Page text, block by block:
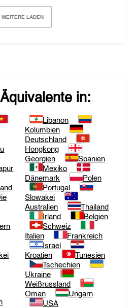
WEITERE LADEN
in:
Libanon
Kolumbien
Deutschland
Hongkong
Georgien
Spanien
Mexiko
Dänemark
Polen
Portugal
Slowakei
Australien
Thailand
Irland
Belgien
Schweiz
Italien
Frankreich
Israel
Kroatien
Tunesien
Tschechien
Ukraine
Weißrussland
Oman
Ungarn
USA